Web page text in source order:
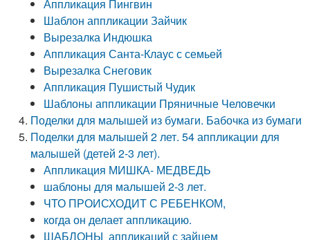
Аппликация Пингвин
Шаблон аппликации Зайчик
Вырезалка Индюшка
Аппликация Санта-Клаус с семьей
Вырезалка Снеговик
Аппликация Пушистый Чудик
Шаблоны аппликации Пряничные Человечки
Поделки для малышей из бумаги. Бабочка из бумаги
Поделки для малышей 2 лет. 54 аппликации для
малышей (детей 2-3 лет).
Аппликация МИШКА- МЕДВЕДЬ
шаблоны для малышей 2-3 лет.
ЧТО ПРОИСХОДИТ С РЕБЕНКОМ,
когда он делает аппликацию.
ШАБЛОНЫ аппликаций с зайцем